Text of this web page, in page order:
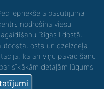
iepriekšēja pasūtījuma
nodrošina viesu
Rīgas lidostā,
ostā un dzelzceļa
kā arī viņu pavadīšanu
sīkākām detaļām lūgums